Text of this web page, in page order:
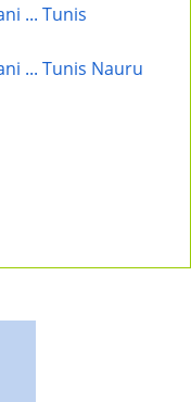
... Tunis
... Tunis Nauru